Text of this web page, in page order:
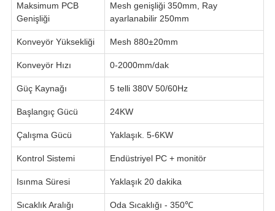
Maksimum PCB
Genişliği
Mesh genişliği 350mm, Ray
ayarlanabilir 250mm
Konveyör Yüksekliği Mesh 880±20mm
Konveyör Hızı 0-2000mm/dak
Güç Kaynağı 5 telli 380V 50/60Hz
Başlangıç Gücü 24KW
Çalışma Gücü Yaklaşık. 5-6KW
Kontrol Sistemi Endüstriyel PC + monitör
Isınma Süresi Yaklaşık 20 dakika
Sıcaklık Aralığı Oda Sıcaklığı - 350℃